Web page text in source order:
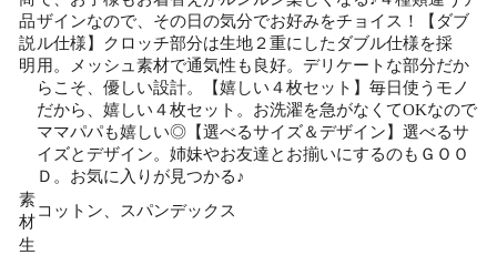
品
説
明
ザインなので、その日の気分でお好みをチョイス！【ダブ
ル仕様】クロッチ部分は生地２重にしたダブル仕様を採
用。メッシュ素材で通気性も良好。デリケートな部分だか
らこそ、優しい設計。【嬉しい４枚セット】毎日使うモノ
だから、嬉しい４枚セット。お洗濯を急がなくてOKなので
ママパパも嬉しい◎【選べるサイズ＆デザイン】選べるサ
イズとデザイン。姉妹やお友達とお揃いにするのもＧＯＯ
Ｄ。お気に入りが見つかる♪
素
材
コットン、スパンデックス
生